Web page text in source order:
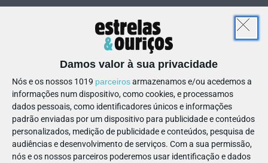
Damos valor à sua privacidade
Nós e os nossos 1019 parceirosarmazenamos e/ou acedemos a
informações num dispositivo, como cookies, e processamos
dados pessoais, como identificadores únicos e informações
padrão enviadas por um dispositivo para publicidade e conteúdos
personalizados, medição de publicidade e conteúdos, pesquisa de
audiências e desenvolvimento de serviços. Com a sua permissão,
nós e os nossos parceiros poderemos usar identificação e dados